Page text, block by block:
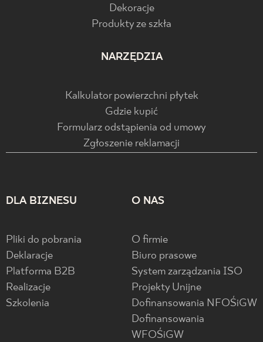
Dekoracje
Produkty ze szkła
NARZĘDZIA
Kalkulator powierzchni płytek
Gdzie kupić
Formularz odstąpienia od umowy
Zgłoszenie reklamacji
DLA BIZNESU
Pliki do pobrania
Deklaracje
Platforma B2B
Realizacje
Szkolenia
O NAS
O firmie
Biuro prasowe
System zarządzania ISO
Projekty Unijne
Dofinansowania NFOŚiGW
Dofinansowania
WFOŚiGW